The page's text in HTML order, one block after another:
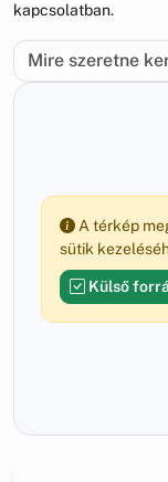
kapcsolatban.
A térkép
sütik
Külső